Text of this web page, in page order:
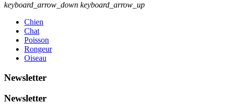
keyboard_arrow_down keyboard_arrow_up
Chien
Chat
Poisson
Rongeur
Oiseau
Newsletter
Newsletter